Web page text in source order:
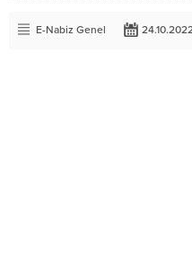
E-Nabiz Genel